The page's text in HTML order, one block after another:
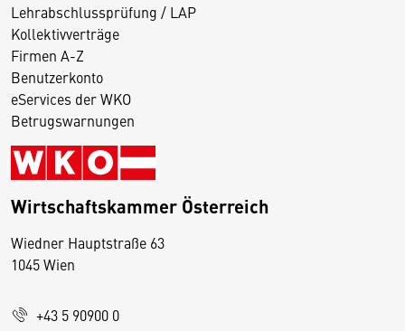
Lehrabschlussprüfung / LAP
Kollektivverträge
Firmen A-Z
Benutzerkonto
eServices der WKO
Betrugswarnungen
Wirtschaftskammer Österreich
Wiedner Hauptstraße 63
1045 Wien
+43 5 90900 0
D
s